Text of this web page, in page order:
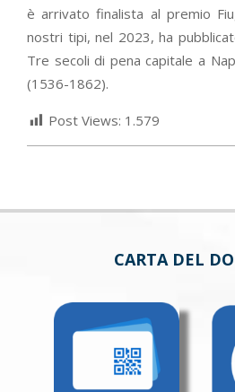
è arrivato finalista al premio
nostri tipi, nel 2023, ha
Tre secoli di pena capitale a
(1536-1862).
Post Views: 1.579
CARTA DEL